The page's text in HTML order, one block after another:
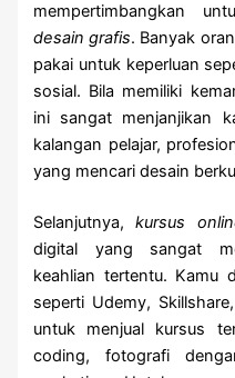
mempertimbangkan
desain grafis. Banyak
pakai untuk keperluan
sosial. Bila memiliki
ini sangat menjanjikan
kalangan pelajar,
yang mencari desain
Selanjutnya,kursus
digital yang sangat
keahlian tertentu. Kamu
seperti Udemy,
untuk menjual kursus
coding, fotografi